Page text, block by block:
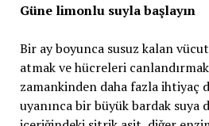
Güne limonlu suyla başlayın
Bir ay boyunca susuz kalan
atmak ve hücreleri
zamankinden daha fazla ihtiyaç
uyanınca bir büyük bardak suya